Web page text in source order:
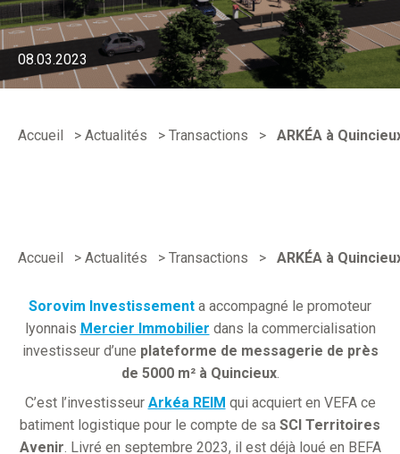
08.03.2023
Accueil > Actualités > Transactions > ARKÉA à
Accueil > Actualités > Transactions > ARKÉA à
Sorovim Investissement a accompagné le promoteur
lyonnais Mercier Immobilier dans la commercialisation
investisseur d’une plateforme de messagerie de près
de 5000 m² à Quincieux.
C’est l’investisseur Arkéa REIM qui acquiert en VEFA ce
batiment logistique pour le compte de sa SCI Territoires
Avenir. Livré en septembre 2023, il est déjà loué en BEFA